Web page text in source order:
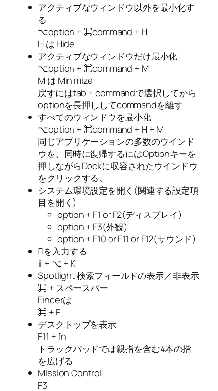
アクティブなウィンドウ以外を最小化す
る
⌥option + ⌘command + H
H は Hide
アクティブなウィンドウだけ最小化
⌥option + ⌘command + M
M は Minimize
戻すにはtab + commandで選択してから
optionを長押ししてcommandを離す
すべてのウィンドウを最小化
⌥option + ⌘command + H + M
同じアプリケーションの多数のウインド
ウを、同時に復帰するにはOptionキーを
押しながらDockに収容されたウインドウ
をクリックする。
システム環境設定を開く(関連する設定項
目を開く)
option + F1 or F2(ディスプレイ)
option + F3(外観)
option + F10 or F11 or F12(サウンド)
を入力する
⇧ + ⌥ + K
Spotlight 検索フィールドの表示／非表示
⌘ + スペースバー
Finderは
⌘ + F
デスクトップを表示
F11 + fn
トラックパッドでは親指を含む4本の指
を広げる
Mission Control
F3